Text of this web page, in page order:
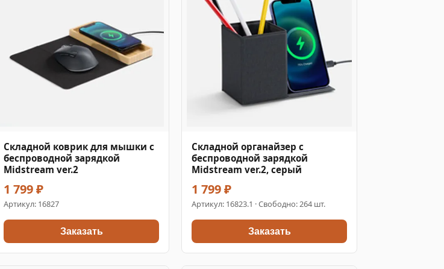
Складной коврик для мышки с
беспроводной зарядкой
Midstream ver.2
1 799 ₽
Артикул: 16827
Заказать
Складной органайзер с
беспроводной зарядкой
Midstream ver.2, серый
1 799 ₽
Артикул: 16823.1 · Свободно: 264 шт.
Заказать